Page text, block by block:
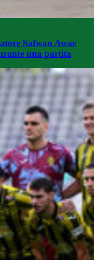
Safwan Awae
una partita